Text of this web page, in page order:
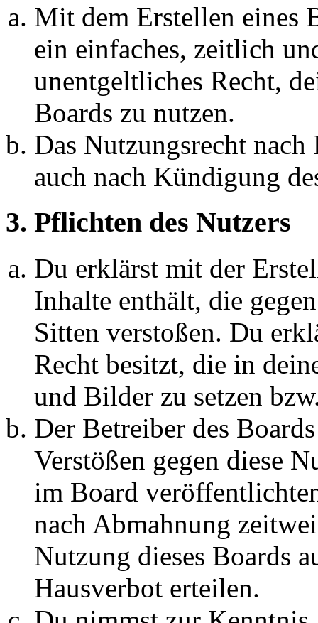
Mit dem Erstellen eines
ein einfaches, zeitlich
unentgeltliches Recht,
Boards zu nutzen.
Das Nutzungsrecht
auch nach Kündigung
3. Pflichten des Nutzers
Du erklärst mit der
Inhalte enthält, die
Sitten verstoßen. Du
Recht besitzt, die in
und Bilder zu setzen
Der Betreiber des
Verstößen gegen diese
im Board
nach Abmahnung
Nutzung dieses Boards
Hausverbot erteilen.